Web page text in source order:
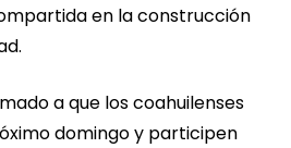
en la construcción
a que los coahuilenses
domingo y participen